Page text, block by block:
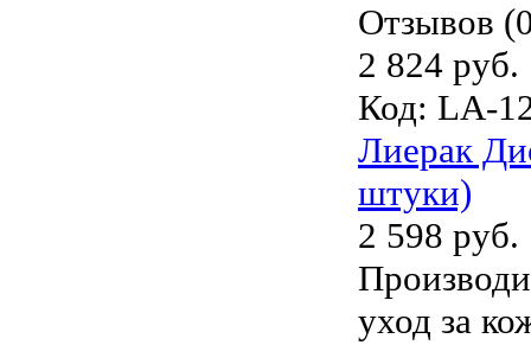
Отзывов
2 824 руб.
Код: LA-
Лиерак
штуки)
2 598 руб.
уход за